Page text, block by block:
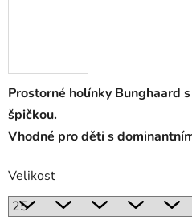
Prostorné holínky Bunghaard
špičkou.
Vhodné pro děti s
Velikost